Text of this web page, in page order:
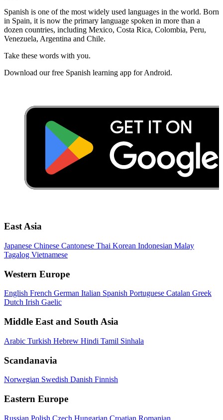
Spanish is one of the most widely used languages in the world. Born
in Spain, it is now the primary language spoken in more than a
dozen countries, including Mexico, Costa Rica, Colombia, Peru,
Venezuela, Argentina and Chile.
Take these words with you.
Download our free Spanish learning app for Android.
East Asia
Japanese Chinese Cantonese Thai Korean Indonesian Malay
Tagalog Vietnamese
Western Europe
English French German Italian Spanish Portuguese Catalan Greek
Dutch Irish Gaelic
Middle East and South Asia
Arabic Turkish Hebrew Hindi Tamil Sinhala
Scandanavia
Norwegian Swedish Danish Finnish
Eastern Europe
Russian Polish Czech Hungarian Croatian Romanian